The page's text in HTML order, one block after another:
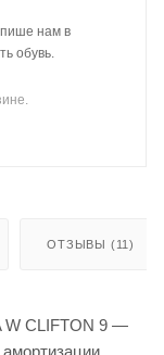
нам в
обувь.
ОТЗЫВЫ (11)
W CLIFTON 9 —